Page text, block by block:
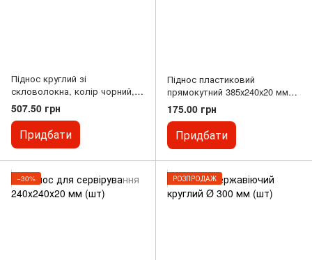
Піднос круглий зі
скловолокна, колір чорний,
40 см, RA
507.50 грн
Придбати
Піднос пластиковий
прямокутний 385х240х20 мм
(шт)
175.00 грн
Придбати
−30% РОЗПРОДАЖ